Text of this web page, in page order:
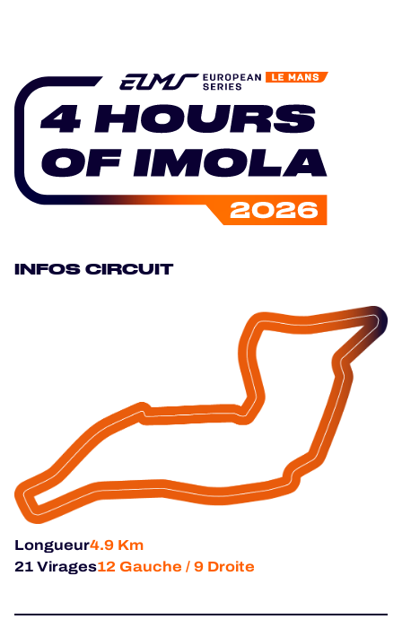
JEU OFFICIEL
HOSPITALITY
BILLETTERIE
INFOS CIRCUIT
Longueur4.9 Km
21 Virages12 Gauche / 9 Droite